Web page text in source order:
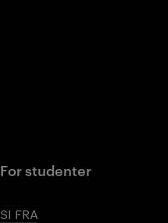
For studenter
SI FRA